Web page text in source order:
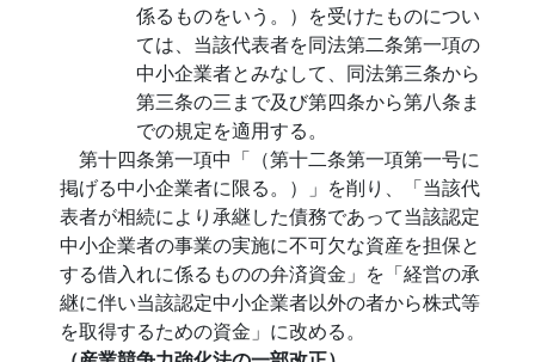
係るものをいう。）を受けたものについ
ては、当該代表者を同法第二条第一項の
中小企業者とみなして、同法第三条から
第三条の三まで及び第四条から第八条ま
での規定を適用する。
第十四条第一項中「（第十二条第一項第一号に
掲げる中小企業者に限る。）」を削り、「当該代
表者が相続により承継した債務であって当該認定
中小企業者の事業の実施に不可欠な資産を担保と
する借入れに係るものの弁済資金」を「経営の承
継に伴い当該認定中小企業者以外の者から株式等
を取得するための資金」に改める。